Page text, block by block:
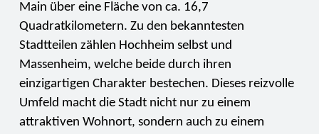
Main über eine Fläche von ca. 16,7
Quadratkilometern. Zu den bekanntesten
Stadtteilen zählen Hochheim selbst und
Massenheim, welche beide durch ihren
einzigartigen Charakter bestechen. Dieses reizvolle
Umfeld macht die Stadt nicht nur zu einem
attraktiven Wohnort, sondern auch zu einem